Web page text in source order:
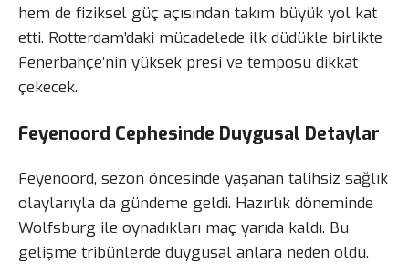
hem de fiziksel güç açısından takım büyük yol kat
etti. Rotterdam’daki mücadelede ilk düdükle birlikte
Fenerbahçe’nin yüksek presi ve temposu dikkat
çekecek.
Feyenoord Cephesinde Duygusal Detaylar
Feyenoord, sezon öncesinde yaşanan talihsiz sağlık
olaylarıyla da gündeme geldi. Hazırlık döneminde
Wolfsburg ile oynadıkları maç yarıda kaldı. Bu
gelişme tribünlerde duygusal anlara neden oldu.